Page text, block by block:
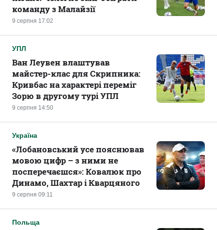
9 серпня 17:02
команду з Малайзії
УПЛ
9 серпня 14:50
Ван Леувен влаштував
майстер-клас для Скрипника:
Кривбас на характері переміг
Зорю в другому турі УПЛ
Україна
9 серпня 09:11
«Лобановський усе пояснював
мовою цифр – з ними не
посперечаєшся»: Ковалюк про
Динамо, Шахтар і Кварцяного
Польща